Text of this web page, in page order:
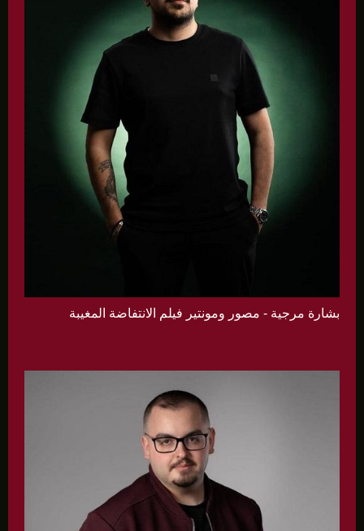
بشارة مرجية - مصور ومونتير فيلم الانتفاضة المغيبة